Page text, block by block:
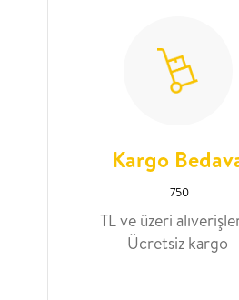
Kargo
750
TL ve üzeri
Ücretsiz kargo